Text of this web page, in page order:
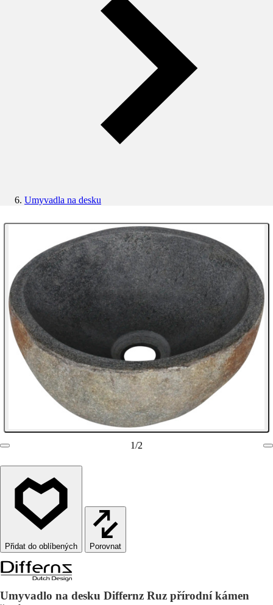
Umyvadla na desku
1/2
Porovnat
Umyvadlo na desku Differnz Ruz přírodní kámen